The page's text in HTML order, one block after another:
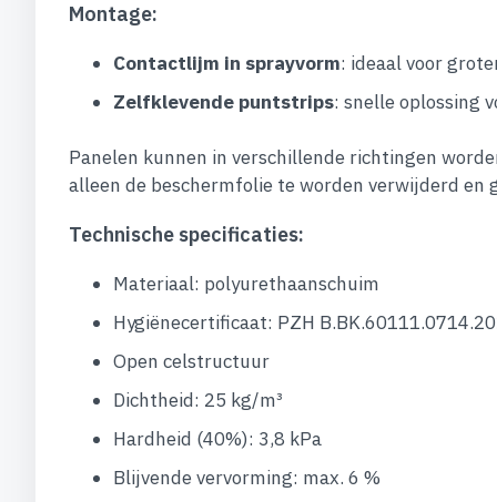
Montage:
Contactlijm in sprayvorm: ideaal voor
Zelfklevende puntstrips: snelle oplossing
Panelen kunnen in verschillende richtingen
alleen de beschermfolie te worden verwijderd en
Technische specificaties:
Materiaal: polyurethaanschuim
Hygiënecertificaat: PZH
Open celstructuur
Dichtheid: 25 kg/m³
Hardheid (40%): 3,8 kPa
Blijvende vervorming: max. 6 %